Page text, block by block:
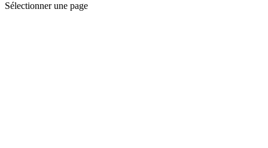
Sélectionner une page